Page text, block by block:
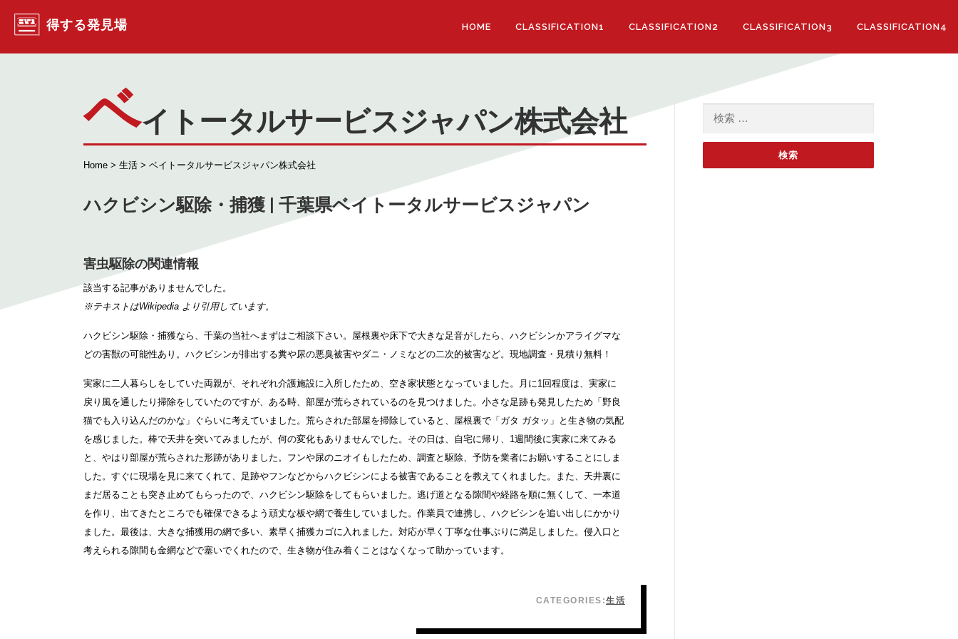
得する発見場 HOME CLASSIFICATION1 CLASSIFICATION2 CLASSIFICATION3 CLASSIFICATION4
ベイトータルサービスジャパン株式会社
Home > 生活 > ベイトータルサービスジャパン株式会社
ハクビシン駆除・捕獲 | 千葉県ベイトータルサービスジャパン
害虫駆除の関連情報
該当する記事がありませんでした。
※テキストはWikipedia より引用しています。
ハクビシン駆除・捕獲なら、千葉の当社へまずはご相談下さい。屋根裏や床下で大きな足音がしたら、ハクビシンかアライグマな
どの害獣の可能性あり。ハクビシンが排出する糞や尿の悪臭被害やダニ・ノミなどの二次的被害など。現地調査・見積り無料！
実家に二人暮らしをしていた両親が、それぞれ介護施設に入所したため、空き家状態となっていました。月に1回程度は、実家に
戻り風を通したり掃除をしていたのですが、ある時、部屋が荒らされているのを見つけました。小さな足跡も発見したため「野良
猫でも入り込んだのかな」ぐらいに考えていました。荒らされた部屋を掃除していると、屋根裏で「ガタ ガタッ」と生き物の気配
を感じました。棒で天井を突いてみましたが、何の変化もありませんでした。その日は、自宅に帰り、1週間後に実家に来てみる
と、やはり部屋が荒らされた形跡がありました。フンや尿のニオイもしたため、調査と駆除、予防を業者にお願いすることにしま
した。すぐに現場を見に来てくれて、足跡やフンなどからハクビシンによる被害であることを教えてくれました。また、天井裏に
まだ居ることも突き止めてもらったので、ハクビシン駆除をしてもらいました。逃げ道となる隙間や経路を順に無くして、一本道
を作り、出てきたところでも確保できるよう頑丈な板や網で養生していました。作業員で連携し、ハクビシンを追い出しにかかり
ました。最後は、大きな捕獲用の網で多い、素早く捕獲カゴに入れました。対応が早く丁寧な仕事ぶりに満足しました。侵入口と
考えられる隙間も金網などで塞いでくれたので、生き物が住み着くことはなくなって助かっています。
CATEGORIES:生活
検索: